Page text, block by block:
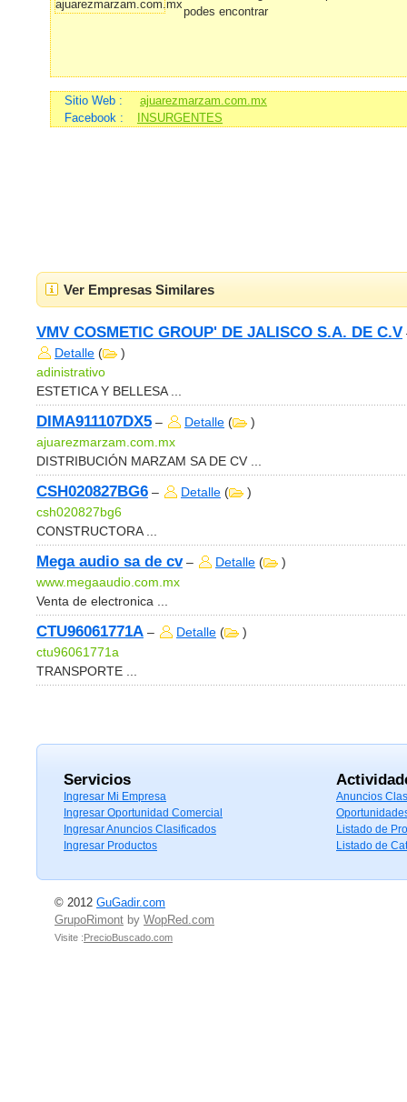
podes encontrar
Sitio Web :
ajuarezmarzam.com.mx
Facebook :
INSURGENTES
Ver Empresas Similares
VMV COSMETIC GROUP' DE JALISCO S.A. DE C.V
Detalle (
)
adinistrativo
ESTETICA Y BELLESA ...
DIMA911107DX5 – Detalle (
)
ajuarezmarzam.com.mx
DISTRIBUCIÓN MARZAM SA DE CV ...
CSH020827BG6 – Detalle (
)
csh020827bg6
CONSTRUCTORA ...
Mega audio sa de cv– Detalle (
)
www.megaaudio.com.mx
Venta de electronica ...
CTU96061771A – Detalle (
)
ctu96061771a
TRANSPORTE ...
Servicios
Ingresar Mi Empresa
Ingresar Oportunidad Comercial
Ingresar Anuncios Clasificados
Ingresar Productos
Anuncios
Listado de
Listado de
© 2012 GuGadir.com
GrupoRimont by WopRed.com
Visite :PrecioBuscado.com